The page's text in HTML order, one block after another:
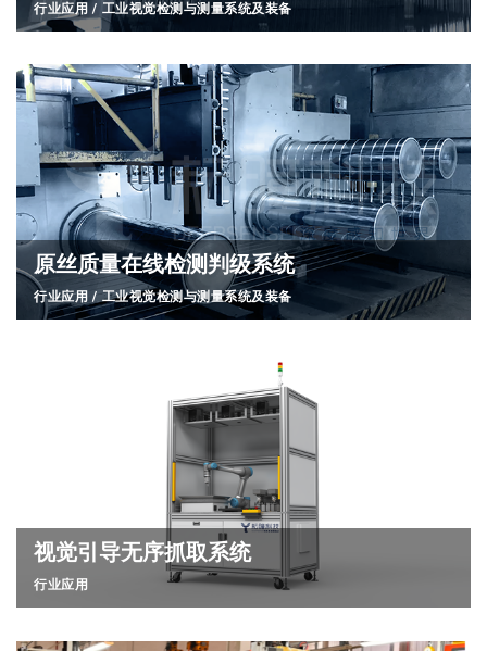
行业应用 / 工业视觉检测与测量系统及装备
原丝质量在线检测判级系统
行业应用 / 工业视觉检测与测量系统及装备
视觉引导无序抓取系统
行业应用